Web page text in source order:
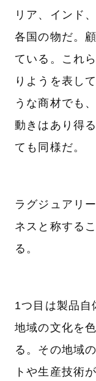
リア、インド
各国の物だ。
ている。これ
りようを表し
うな商材でも
動きはあり得
ても同様だ。
ラグジュアリ
ネスと称する
る。
1つ目は製品自
地域の文化を
る。その地域
トや生産技術